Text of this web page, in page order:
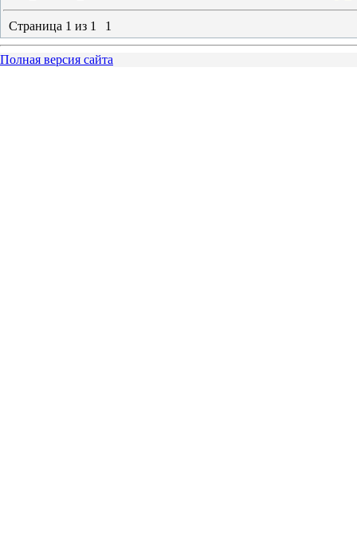
Страница 1 из 1 1
Полная версия сайта